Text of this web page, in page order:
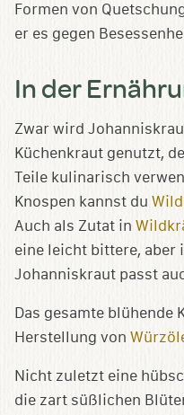
Formen von
er es gegen
In der
Zwar wird
Küchenkraut genutzt,
Teile kulinarisch
Knospen kannst du
Auch als Zutat in
eine leicht bittere, aber
Johanniskraut passt
Das gesamte blühende
Herstellung von
Nicht zuletzt eine
die zart süßlichen